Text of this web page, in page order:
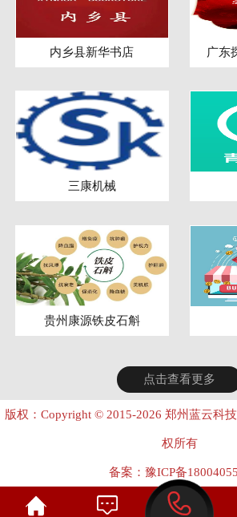
内乡县新华书店 广东
三康机械
贵州康源铁皮石斛
点击查看更多
版权：Copyright © 2015-2026 郑州蓝云科
权所有
备案： 豫ICP备
